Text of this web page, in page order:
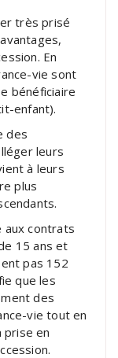
très prisé
En
vie sont
bénéficiaire
enfant).
des
leurs
à leurs
plus
aux contrats
15 ans et
pas 152
que les
des
vie tout en
prise en